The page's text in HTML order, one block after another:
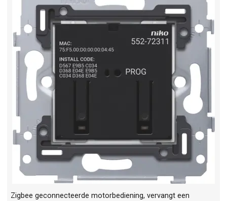
Zigbee geconnecteerde motorbediening, vervangt een